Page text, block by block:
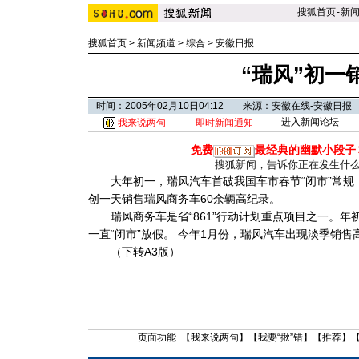
搜狐首页-新闻
搜狐首页 > 新闻频道 > 综合 > 安徽日报
“瑞风”初一
时间：2005年02月10日04:12 来源：安徽在线-安徽日报
我来说两句
即时新闻通知 进入新闻论坛
免费 最经典的幽默小段子
搜狐新闻，告诉你正在发生什
大年初一，瑞风汽车首破我国车市春节“闭市”常规
创一天销售瑞风商务车60余辆高纪录。
瑞风商务车是省“861”行动计划重点项目之一。年
一直“闭市”放假。
今年1月份，瑞风汽车出现淡季销售
（下转A3版）
页面功能 【我来说两句 】【我要“揪”错】【推荐】